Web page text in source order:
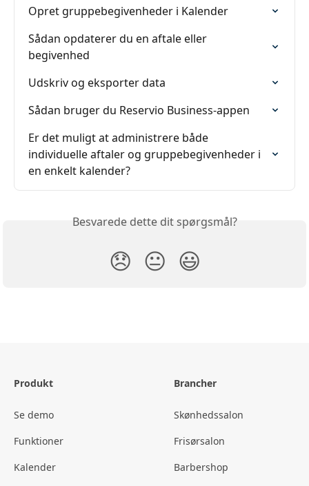
Opret gruppebegivenheder i Kalender
Sådan opdaterer du en aftale eller
begivenhed
Udskriv og eksporter data
Sådan bruger du Reservio Business-appen
Er det muligt at administrere både
individuelle aftaler og gruppebegivenheder i
en enkelt kalender?
Besvarede dette dit spørgsmål?
😞 😐 😃
Produkt
Se demo
Funktioner
Kalender
Brancher
Skønhedssalon
Frisørsalon
Barbershop